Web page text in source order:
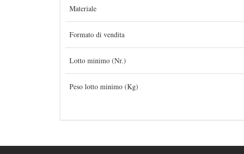
Materiale
Formato di vendita
Lotto minimo (Nr.)
Peso lotto minimo (Kg)